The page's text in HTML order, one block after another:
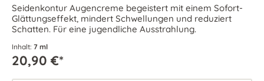
Seidenkontur Augencreme begeistert mit einem Sofort-
Glättungseffekt, mindert Schwellungen und reduziert
Schatten. Für eine jugendliche Ausstrahlung.
Inhalt: 7 ml
20,90 €*